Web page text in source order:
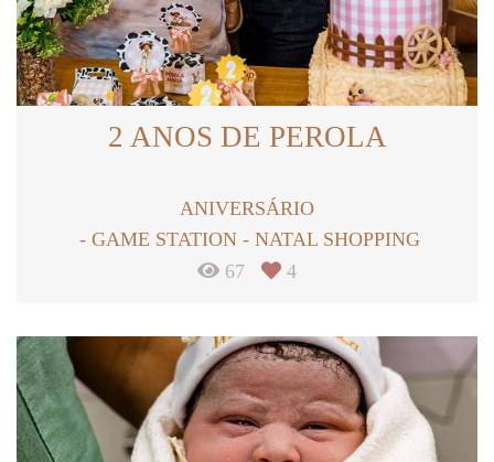
2 ANOS DE PEROLA
ANIVERSÁRIO
GAME STATION - NATAL SHOPPING
67
4